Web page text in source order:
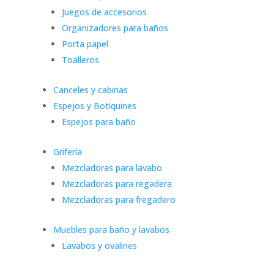
Juegos de accesorios
Organizadores para baños
Porta papel
Toalleros
Canceles y cabinas
Espejos y Botiquines
Espejos para baño
Grifería
Mezcladoras para lavabo
Mezcladoras para regadera
Mezcladoras para fregadero
Muebles para baño y lavabos
Lavabos y ovalines